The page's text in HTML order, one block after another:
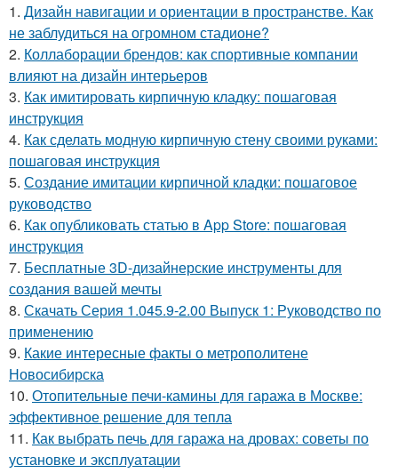
1. Дизайн навигации и ориентации в пространстве. Как
не заблудиться на огромном стадионе?
2. Коллаборации брендов: как спортивные компании
влияют на дизайн интерьеров
3. Как имитировать кирпичную кладку: пошаговая
инструкция
4. Как сделать модную кирпичную стену своими руками:
пошаговая инструкция
5. Создание имитации кирпичной кладки: пошаговое
руководство
6. Как опубликовать статью в App Store: пошаговая
инструкция
7. Бесплатные 3D-дизайнерские инструменты для
создания вашей мечты
8. Скачать Серия 1.045.9-2.00 Выпуск 1: Руководство по
применению
9. Какие интересные факты о метрополитене
Новосибирска
10. Отопительные печи-камины для гаража в Москве:
эффективное решение для тепла
11. Как выбрать печь для гаража на дровах: советы по
установке и эксплуатации